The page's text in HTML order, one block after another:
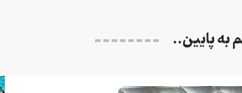
به پایین..